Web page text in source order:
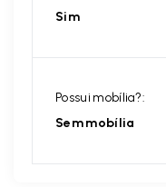
Sim
Possui mobília?:
Sem mobília